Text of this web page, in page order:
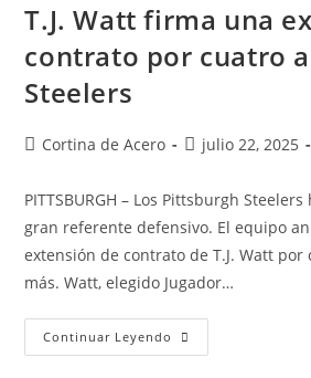
T.J. Watt firma una
contrato por cuatro
Steelers
Cortina de Acero julio 22, 2025
PITTSBURGH – Los Pittsburgh
gran referente defensivo. El equipo
extensión de contrato de T.J. Watt
más. Watt, elegido Jugador…
Continuar Leyendo